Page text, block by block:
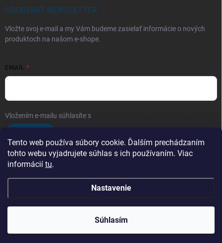
Tento web používa súbory cookie. Ďalším prechádzaním
tohto webu vyjadrujete súhlas s ich používaním. Viac
informácií tu.
Nastavenie
Súhlasím
ODOBERAŤ NEWSLETTER
Vložte svoj e-mail a my Vám budeme zasielať informácie o nových
produktoch na našom e-shope.
EMAIL
Vložením e-mailu súhlasíte s
Obchodé podmienky
Copyright 2026Arfragrances. Všetky práva vyhradené.Upraviť nastavenie
cookies